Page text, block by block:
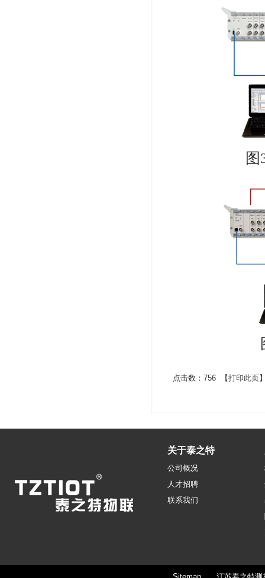
点击数：756 【打印此页
关于泰之特
公司概况
人才招聘
联系我们